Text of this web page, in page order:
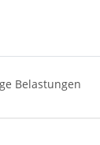
Belastungen